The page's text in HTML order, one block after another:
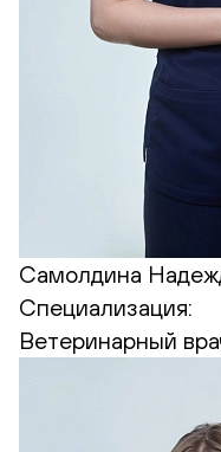
Самолдина
Специализация:
Ветеринарный